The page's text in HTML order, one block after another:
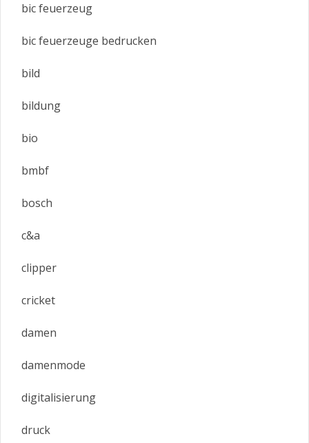
bic feuerzeug
bic feuerzeuge bedrucken
bild
bildung
bio
bmbf
bosch
c&a
clipper
cricket
damen
damenmode
digitalisierung
druck